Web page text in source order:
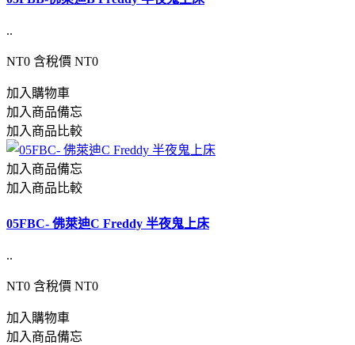
..
NT0 含稅價 NT0
加入購物車
加入商品備忘
加入商品比較
加入商品備忘
加入商品比較
05FBC- 佛萊迪C Freddy 半夜鬼上床
..
NT0 含稅價 NT0
加入購物車
加入商品備忘